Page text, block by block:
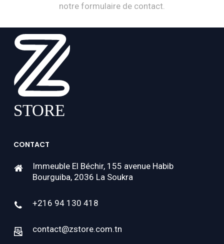
notre formulaire de contact.
CONTACT
Immeuble El Béchir, 155 avenue Habib
Bourguiba, 2036 La Soukra
+216 94 130 418
contact@zstore.com.tn